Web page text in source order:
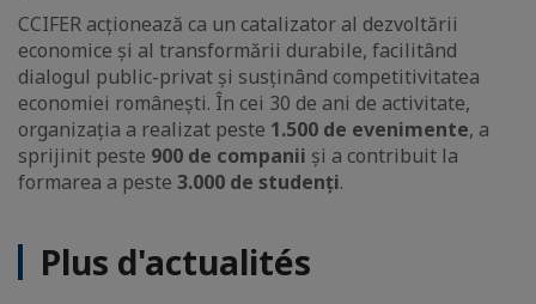
CCIFER acționează ca un catalizator al dezvoltării
economice și al transformării durabile, facilitând
dialogul public-privat și susținând competitivitatea
economiei românești. În cei 30 de ani de activitate,
organizația a realizat peste 1.500 de evenimente, a
sprijinit peste 900 de companii și a contribuit la
formarea a peste 3.000 de studenți.
Plus d'actualités